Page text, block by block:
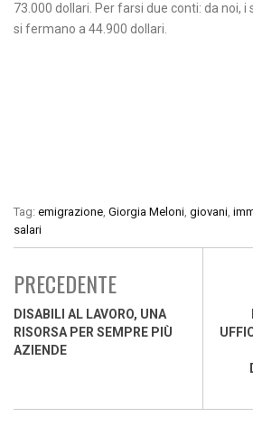
73.000 dollari. Per farsi due conti: da noi, i
si fermano a 44.900 dollari.
Tag: emigrazione, Giorgia Meloni, giovani,
salari
PRECEDENTE
DISABILI AL LAVORO, UNA
RISORSA PER SEMPRE PIÙ
AZIENDE